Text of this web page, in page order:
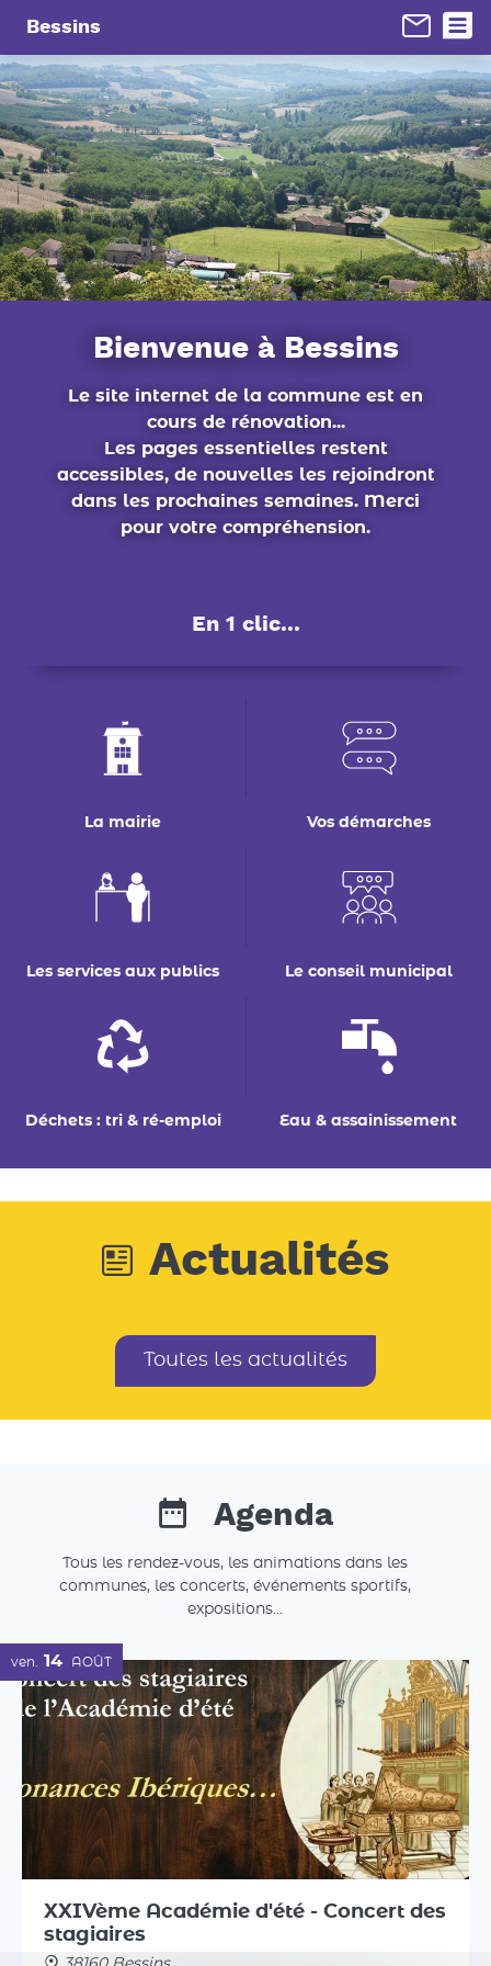
Bessins
Bienvenue à Bessins
Le site internet de la commune est en
cours de rénovation...
Les pages essentielles restent
accessibles, de nouvelles les rejoindront
dans les prochaines semaines. Merci
pour votre compréhension.
En 1 clic...
La mairie Vos démarches
Les services aux publics Le conseil municipal
Déchets : tri & ré-emploi Eau & assainissement
Actualités
Toutes les actualités
Agenda
Tous les rendez-vous, les animations dans les
communes, les concerts, événements sportifs,
expositions...
ven. 14 AOÛT
XXIVème Académie d'été - Concert des
stagiaires